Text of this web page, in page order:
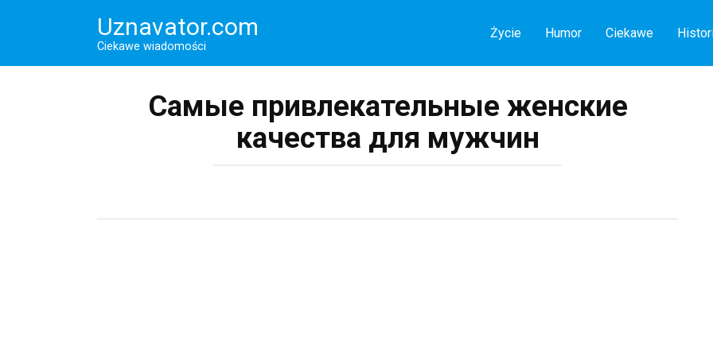
Uznavator.com
Ciekawe wiadomości
Życie Humor Ciekawe
Самые привлекательные женские
качества для мужчин